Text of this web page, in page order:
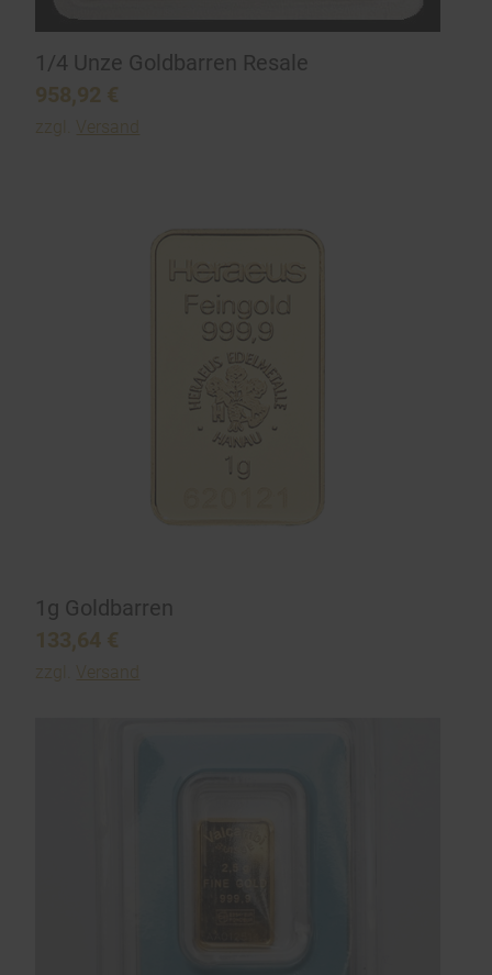
1/4 Unze Goldbarren Resale
958,92 €
zzgl. Versand
1g Goldbarren
133,64 €
zzgl. Versand